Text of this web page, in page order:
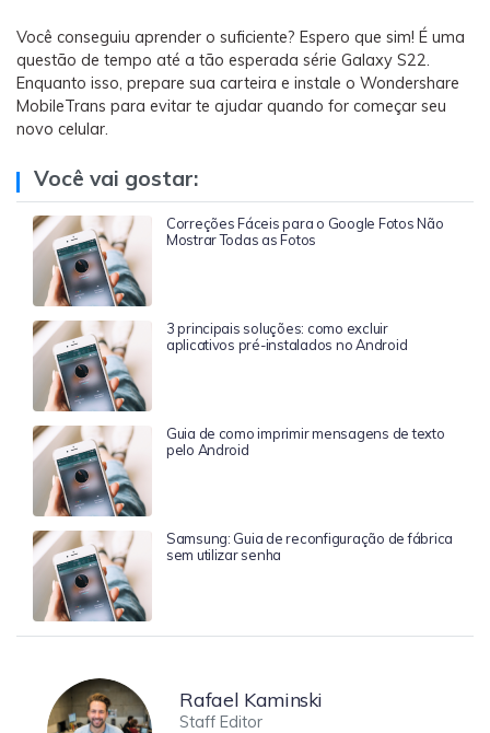
Você conseguiu aprender o suficiente? Espero que sim! É uma
questão de tempo até a tão esperada série Galaxy S22.
Enquanto isso, prepare sua carteira e instale o Wondershare
MobileTrans para evitar te ajudar quando for começar seu
novo celular.
Você vai gostar:
Correções Fáceis para o Google Fotos Não
Mostrar Todas as Fotos
3 principais soluções: como excluir
aplicativos pré-instalados no Android
Guia de como imprimir mensagens de texto
pelo Android
Samsung: Guia de reconfiguração de fábrica
sem utilizar senha
Rafael Kaminski
Staff Editor